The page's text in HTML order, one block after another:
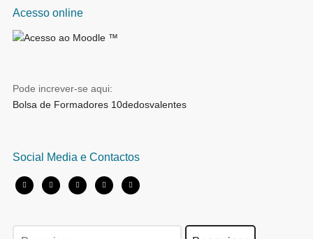
Acesso online
Pode increver-se aqui:
Bolsa de Formadores 10dedosvalentes
Social Media e Contactos